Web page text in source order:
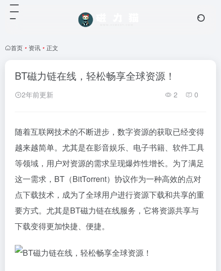
首页 • 资讯 • 正文
BT磁力链在线，轻松畅享全球资源！
2年前更新 2 0
随着互联网技术的不断进步，数字资源的获取已经变得
越来越简单。尤其是在影音娱乐、电子书籍、软件工具
等领域，用户对资源的需求呈现爆炸性增长。为了满足
这一需求，BT（BitTorrent）协议作为一种高效的点对
点下载技术，成为了全球用户进行资源下载和共享的重
要方式。尤其是BT磁力链在线服务，它将资源共享与
下载变得更加快捷、便捷。